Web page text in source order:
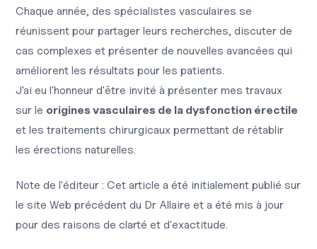
Chaque année, des spécialistes vasculaires se
réunissent pour partager leurs recherches, discuter de
cas complexes et présenter de nouvelles avancées qui
améliorent les résultats pour les patients.
J'ai eu l'honneur d'être invité à présenter mes travaux
sur le origines vasculaires de la dysfonction érectile
et les traitements chirurgicaux permettant de rétablir
les érections naturelles.
Note de l'éditeur : Cet article a été initialement publié sur
le site Web précédent du Dr Allaire et a été mis à jour
pour des raisons de clarté et d'exactitude.